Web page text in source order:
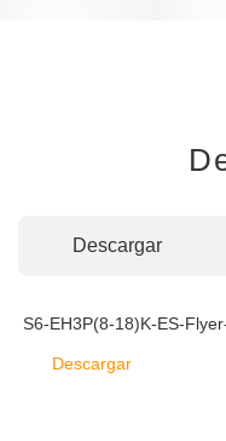
Descargar
S6-EH3P(8-18)K-ES-
Descargar